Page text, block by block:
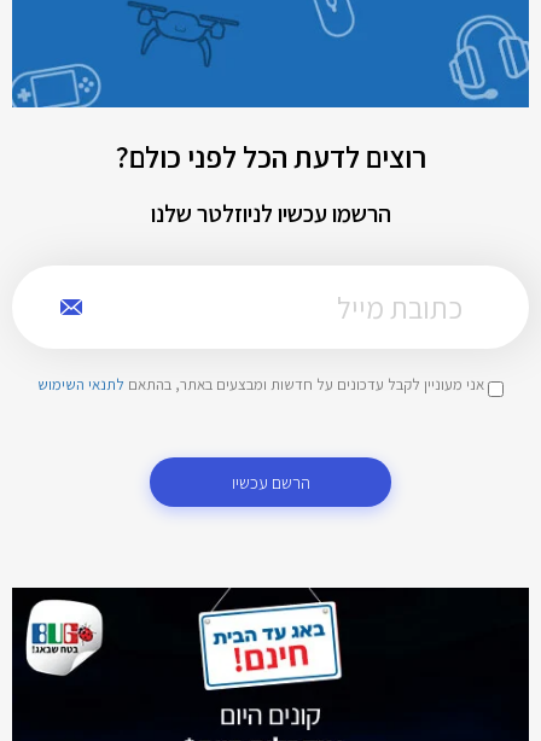
רוצים לדעת הכל לפני כולם?
הרשמו עכשיו לניוזלטר שלנו
אני מעוניין לקבל עדכונים על חדשות ומבצעים באתר, בהתאם לתנאי השימוש
הרשם עכשיו